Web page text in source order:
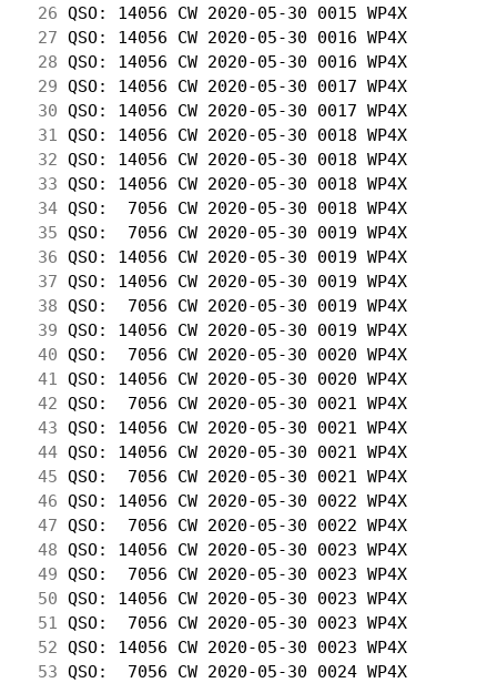
26 QSO: 14056 CW 2020-05-30 0015 WP4X
27 QSO: 14056 CW 2020-05-30 0016 WP4X
28 QSO: 14056 CW 2020-05-30 0016 WP4X
29 QSO: 14056 CW 2020-05-30 0017 WP4X
30 QSO: 14056 CW 2020-05-30 0017 WP4X
31
QSO: 14056 CW 2020-05-30 0018 WP4X
32 QSO: 14056 CW 2020-05-30 0018 WP4X
33 QSO: 14056 CW 2020-05-30 0018 WP4X
34 QSO:  7056 CW 2020-05-30 0018 WP4X
35 QSO:  7056 CW 2020-05-30 0019 WP4X
36 QSO: 14056 CW 2020-05-30 0019 WP4X
37 QSO: 14056 CW 2020-05-30 0019 WP4X
38 QSO:  7056 CW 2020-05-30 0019 WP4X
39 QSO: 14056 CW 2020-05-30 0019 WP4X
40 QSO:  7056 CW 2020-05-30 0020 WP4X
41
QSO: 14056 CW 2020-05-30 0020 WP4X
42 QSO:  7056 CW 2020-05-30 0021 WP4X
43 QSO: 14056 CW 2020-05-30 0021 WP4X
44 QSO: 14056 CW 2020-05-30 0021 WP4X
45 QSO:  7056 CW 2020-05-30 0021 WP4X
46 QSO: 14056 CW 2020-05-30 0022 WP4X
47 QSO:  7056 CW 2020-05-30 0022 WP4X
48 QSO: 14056 CW 2020-05-30 0023 WP4X
49 QSO:  7056 CW 2020-05-30 0023 WP4X
50 QSO: 14056 CW 2020-05-30 0023 WP4X
51
QSO:  7056 CW 2020-05-30 0023 WP4X
52 QSO: 14056 CW 2020-05-30 0023 WP4X
53 QSO:  7056 CW 2020-05-30 0024 WP4X